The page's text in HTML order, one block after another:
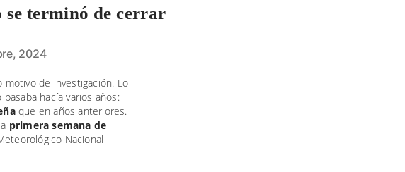
se terminó de cerrar
2024
motivo de investigación. Lo
hacía varios años:
que en años anteriores.
primera semana de
Nacional